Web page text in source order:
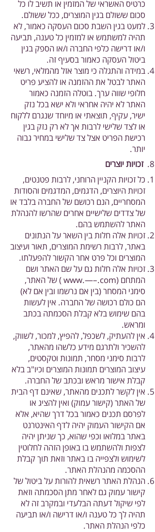
כרטיס האשראי של המזמין או תשיב לו כל
סכום ששולם בגין המוצרים, ככל ששולם.
למעט בגין השבת סכום העסקה כאמור, לא
תהיה למשתמש או למזמין כל טענה, תביעה
ו/או דרישה כלפי החברה ו/או הספק בגין
ביטול העסקה כאמור בסעיף זה.
במידה והתגלה כי מוצר אזל מהמלאי, רשאי
האתר לבטל את ההזמנה או להציע פריט
חלופי שווה ערך. בוטלה הזמנה כאמור
האתר לא יהיה אחראי ולא ישא בכל נזק
ישיר, עקיף, תוצאתי או מיוחד שנגרם ללקוח
או לצד שלישי לרבות אך לא רק נזק בגין
רכישת הפריט אצל צד שלישי במחיר גבוה
יותר.
זכויות יוצרים
כל זכויות הקניין הרוחני, לרבות פטנטים,
זכויות היוצרים, הדגמים, המדגמים והסודות
המסחריים, הנם רכושם של החברה בלבד או
של צדדים שלישיים אחרים שהרשו להנהלת
האתר להשתמש בהם.
זכויות אלה חלות בין השאר על הנתונים
באתר, לרבות רשימת המוצרים, תאור ועיצוב
המוצרים וכל פרט אחר הקשור להפעלתו.
זכויות אלה חלות גם על שם האתר ושם
המתחם (www.—–.com ) של האתר,
סימני המסחר (בין אם נרשמו ובין אם לא)
הם כולם רכושה של החברה. אין לעשות
בהם שימוש בלא קבלת הסכמתה בכתב
ומראש.
אין להעתיק, לשכפל, להפיץ, למכור, לשווק,
להשכיר ולתרגם מידע כלשהו מהאתר,
לרבות סימני מסחר, תמונות וטקסטים,
עיצוב המוצרים תמונות המוצרים וכיו"ב בלא
קבלת אישור מראש ובכתב של החברה.
אין לקשר לתכנים מהאתר, שאינם דף הבית
של האתר (קישור עמוק) ואין להציג או
לפרסם תכנים כאמור בכל דרך שהיא, אלא
אם הקישור העמוק יהיה לדף האינטרנט
באתר במלואו וכפי שהוא, כך שניתן יהיה
לצפות ולהשתמש בו באופן הזהה לחלוטין
לשימוש ולצפייה בו באתר וזאת תוך קבלת
ההסכמה מהנהלת האתר.
הנהלת האתר רשאית להורות על ביטול של
קישור עמוק גם לאחר מתן הסכמתה וזאת
לפי שיקול דעתה הבלעדי ובמקרב זה לא
תהיה לך כל טענה ו/או דרישה ו/או תביעה
כלפי הנהלת האתר.